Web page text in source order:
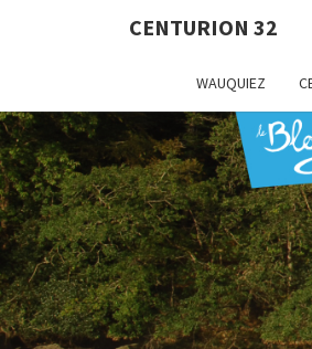
CENTURION 32
WAUQUIEZ